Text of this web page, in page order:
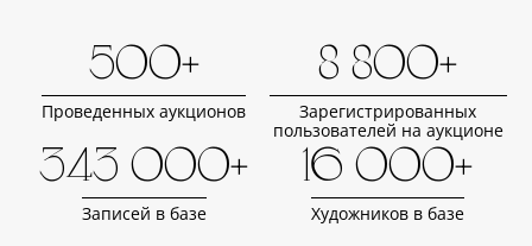
500+
Проведенных аукционов
8 800+
Зарегистрированных
пользователей на аукционе
343 000+
Записей в базе
16 000+
Художников в базе